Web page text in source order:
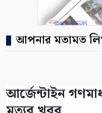
আপনার মতামত
আর্জেন্টাইন